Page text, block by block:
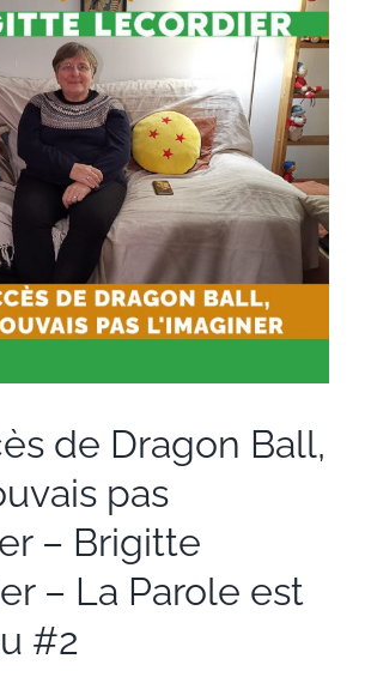
de Dragon Ball,
pas
– Brigitte
– La Parole est
#2